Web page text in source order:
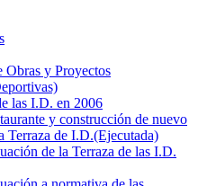
Obras y Proyectos
las I.D. en 2006
y construcción de nuevo
Terraza de I.D.(Ejecutada)
de la Terraza de las I.D.